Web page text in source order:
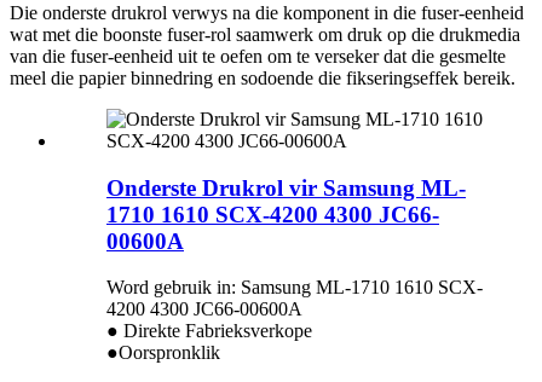
Die onderste drukrol verwys na die komponent in die fuser-eenheid
wat met die boonste fuser-rol saamwerk om druk op die drukmedia
van die fuser-eenheid uit te oefen om te verseker dat die gesmelte
meel die papier binnedring en sodoende die fikseringseffek bereik.
Onderste Drukrol vir Samsung ML-
1710 1610 SCX-4200 4300 JC66-
00600A
Word gebruik in: Samsung ML-1710 1610 SCX-
4200 4300 JC66-00600A
● Direkte Fabrieksverkope
●Oorspronklik